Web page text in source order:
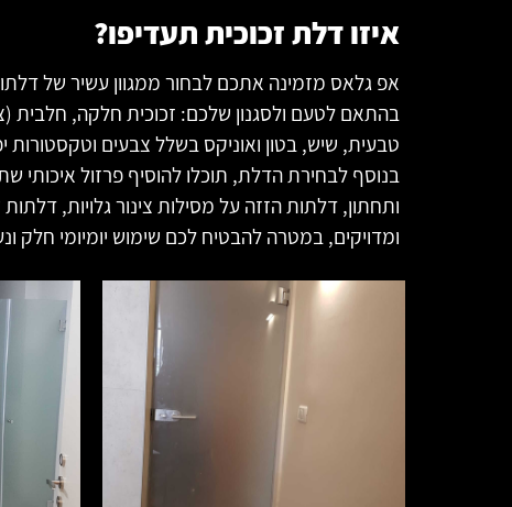
איזו דלת זכוכית תעדיפו?
אפ גלאס מזמינה אתכם לבחור ממגוון עשיר של
בהתאם לטעם ולסגנון שלכם: זכוכית חלקה, חלבית
טבעית, שיש, בטון ואוניקס בשלל צבעים וטקסטורות
בנוסף לבחירת הדלת, תוכלו להוסיף פרזול איכותי
ותחתון, דלתות הזזה על מסילות צינור גלויות,
ומדויקים, במטרה להבטיח לכם שימוש יומיומי חלק